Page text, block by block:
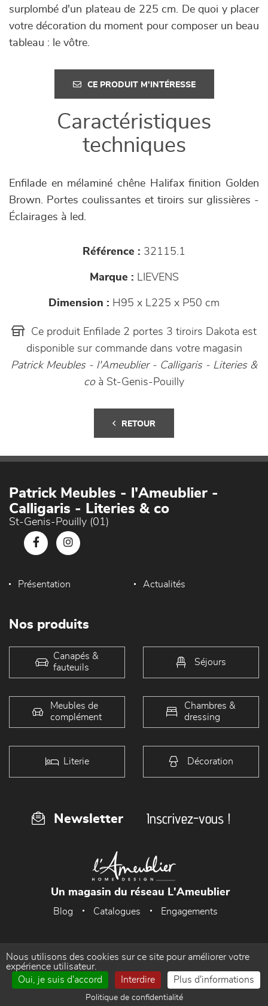
surplombé d'un plateau de 225 cm. De quoi y placer
votre décoration du moment pour composer un beau
tableau : le vôtre.
CE PRODUIT M'INTÉRESSE
Caractéristiques
techniques
Enfilade en mélaminé chêne Halifax finition Golden
Brown. Portes coulissantes et tiroirs sur glissières -
Éclairages à led.
Référence : 32115.1
Marque : LIEVENS
Dimension : H95 x L225 x P50 cm
Ce produit Enfilade 2 portes 3 tiroirs Dakota est
disponible sur commande dans votre magasin
Patrick Meubles - l'Ameublier - Calligaris - Literies &
coà St-Genis-Pouilly
RETOUR
Patrick Meubles - l'Ameublier -
Calligaris - Literies & co
St-Genis-Pouilly (01)
Présentation Actualités
Nos produits
Canapés &
fauteuils
Séjours
Meubles de
complément
Chambres &
dressing
Literie Décoration
Newsletter Inscrivez-vous !
Un magasin du réseau L'Ameublier
Blog Catalogues Engagements
Accueil Mentions Légales
Politique de confidentialité Gestion des cookies
Nous utilisons des cookies sur ce site pour améliorer votre
expérience utilisateur.
Oui, je suis d'accord
Interdire Plus d'informations
Politique de confidentialité